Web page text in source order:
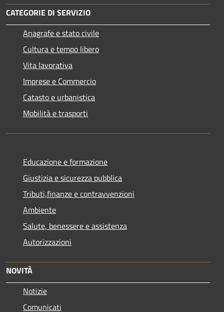
CATEGORIE DI SERVIZIO
Anagrafe e stato civile
Cultura e tempo libero
Vita lavorativa
Imprese e Commercio
Catasto e urbanistica
Mobilità e trasporti
Educazione e formazione
Giustizia e sicurezza pubblica
Tributi,finanze e contravvenzioni
Ambiente
Salute, benessere e assistenza
Autorizzazioni
NOVITÀ
Notizie
Comunicati